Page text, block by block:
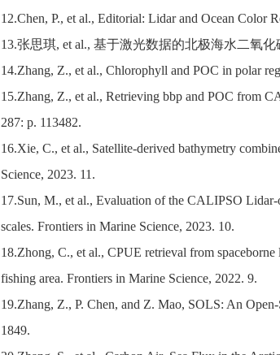
12.Chen, P., et al., Editorial: Lidar and Ocean Color
13.张思琪, et al., 基于激光数据的北极海水二氧
14.Zhang, Z., et al., Chlorophyll and POC in polar
15.Zhang, Z., et al., Retrieving bbp and POC from
287: p. 113482.
16.Xie, C., et al., Satellite-derived bathymetry
Science, 2023. 11.
17.Sun, M., et al., Evaluation of the CALIPSO Lidar-
scales. Frontiers in Marine Science, 2023. 10.
18.Zhong, C., et al., CPUE retrieval from
fishing area. Frontiers in Marine Science, 2022. 9.
19.Zhang, Z., P. Chen, and Z. Mao, SOLS: An
1849.